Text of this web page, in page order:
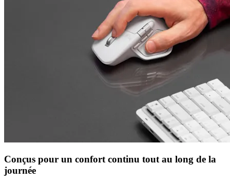
Conçus pour un confort continu tout au long de la
journée